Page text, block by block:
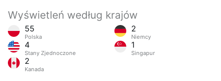
Wyświetleń według krajów
55
Polska
4
Stany Zjednoczone
2
Kanada
2
Niemcy
1
Singapur